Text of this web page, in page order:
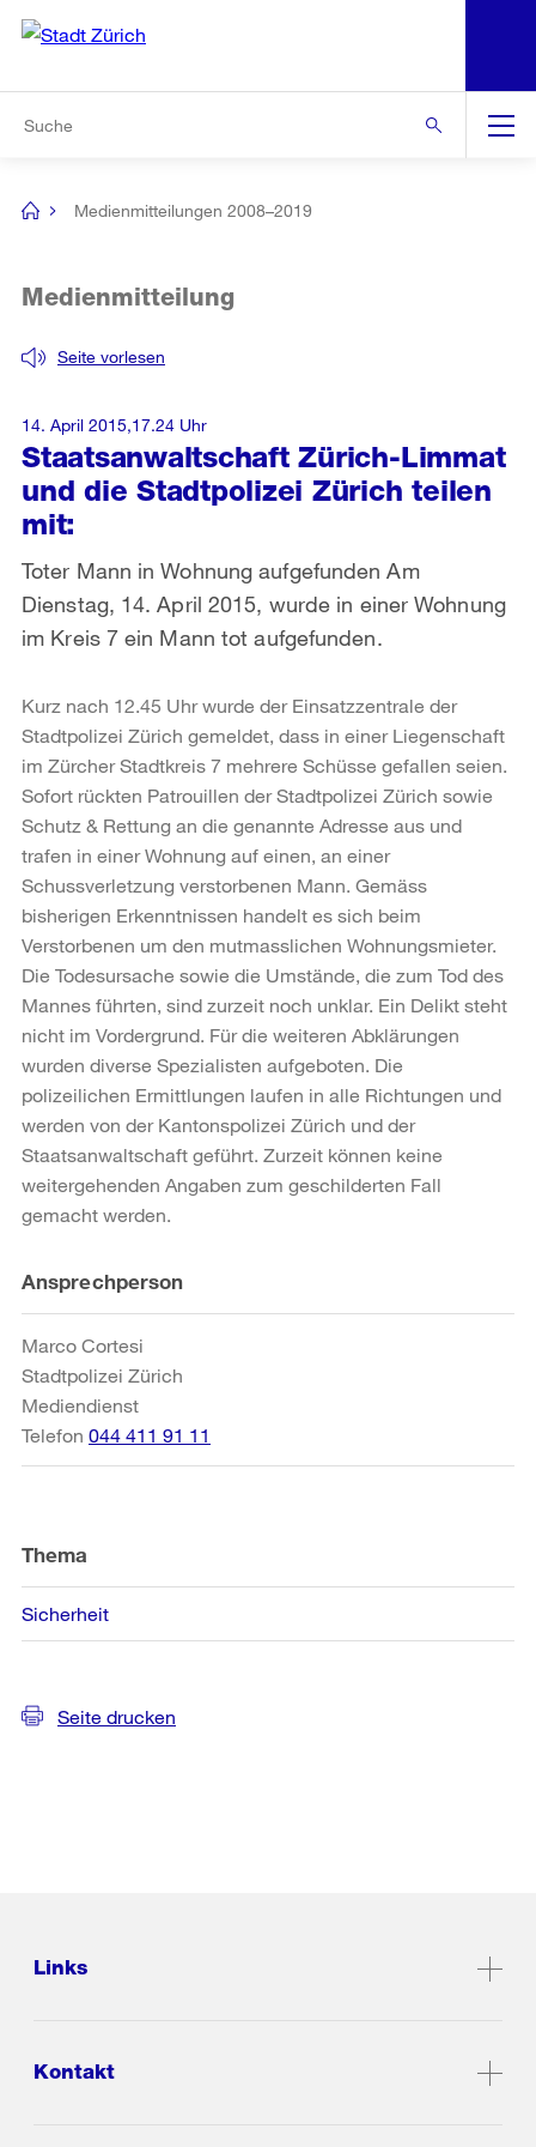
Navigation
[no
Medienmitteilungen 2008–2019
Staatsanwaltschaft Zürich-Limmat
und die Stadtpolizei Zürich teilen
mit:
Seite vorlesen
Medienmitteilung
Toter Mann in Wohnung aufgefunden Am
Dienstag, 14. April 2015, wurde in einer Wohnung
im Kreis 7 ein Mann tot aufgefunden.
14. April 2015,17.24 Uhr
Kurz nach 12.45 Uhr wurde der Einsatzzentrale der
Stadtpolizei Zürich gemeldet, dass in einer Liegenschaft
im Zürcher Stadtkreis 7 mehrere Schüsse gefallen seien.
Sofort rückten Patrouillen der Stadtpolizei Zürich sowie
Schutz & Rettung an die genannte Adresse aus und
trafen in einer Wohnung auf einen, an einer
Schussverletzung verstorbenen Mann. Gemäss
bisherigen Erkenntnissen handelt es sich beim
Verstorbenen um den mutmasslichen Wohnungsmieter.
Die Todesursache sowie die Umstände, die zum Tod des
Mannes führten, sind zurzeit noch unklar. Ein Delikt steht
nicht im Vordergrund. Für die weiteren Abklärungen
wurden diverse Spezialisten aufgeboten. Die
polizeilichen Ermittlungen laufen in alle Richtungen und
werden von der Kantonspolizei Zürich und der
Staatsanwaltschaft geführt. Zurzeit können keine
weitergehenden Angaben zum geschilderten Fall
gemacht werden.
Weitere
Informationen
Ansprechperson
Marco Cortesi
Stadtpolizei Zürich
Mediendienst
Telefon 044 411 91 11
Thema
Sicherheit
Seite drucken
Links
Kontakt